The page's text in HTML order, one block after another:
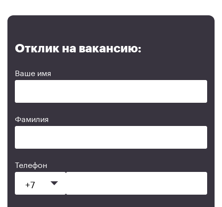
Отклик на вакансию:
Ваше имя
Фамилия
Телефон